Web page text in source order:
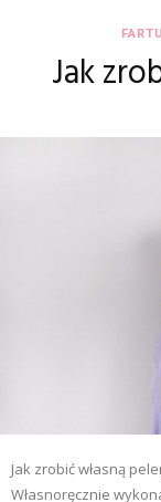
Jak
Jak zrobić własną
Własnoręcznie